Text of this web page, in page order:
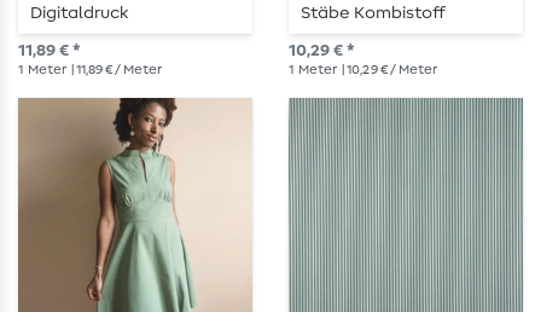
Digitaldruck
Wanderequipment
Dunkelgrün
11,89 € *
1 Meter | 11,89 € / Meter
Stäbe Kombistoff
Armygrün
10,29 € *
1 Meter | 10,29 € / Meter